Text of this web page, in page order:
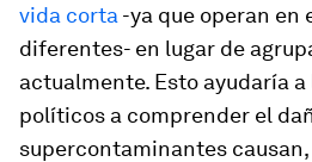
vida corta -ya que operan en
diferentes- en lugar de
actualmente. Esto ayudaría
políticos a comprender el
supercontaminantes